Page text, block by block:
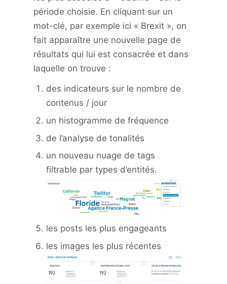
période choisie. En cliquant sur un
mot-clé, par exemple ici « Brexit », on
fait apparaître une nouvelle page de
résultats qui lui est consacrée et dans
laquelle on trouve :
des indicateurs sur le nombre de
contenus / jour
un histogramme de fréquence
de l’analyse de tonalités
un nouveau nuage de tags
filtrable par types d’entités.
les posts les plus engageants
les images les plus récentes